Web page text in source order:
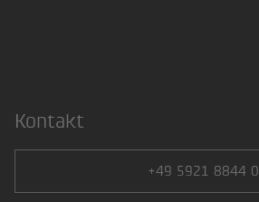
Kontakt
+49 5921 8844 0